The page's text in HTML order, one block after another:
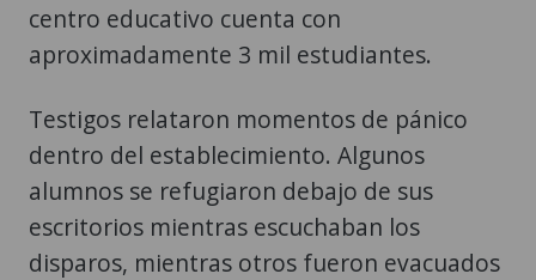
centro educativo cuenta con
aproximadamente 3 mil estudiantes.
Testigos relataron momentos de pánico
dentro del establecimiento. Algunos
alumnos se refugiaron debajo de sus
escritorios mientras escuchaban los
disparos, mientras otros fueron evacuados